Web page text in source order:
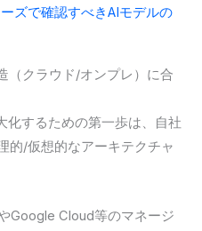
ズで確認すべきAIモデルの
（クラウド/オンプレ）に合
化するための第一歩は、自社
的/仮想的なアーキテクチャ
Google Cloud等のマネージ